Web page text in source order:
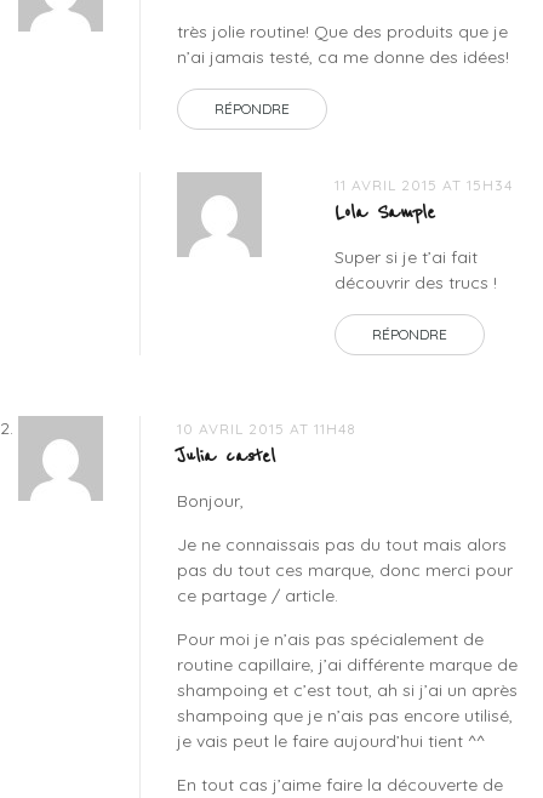
furterer,
schwarzkopf
très jolie routine! Que des produits que je
n’ai jamais testé, ca me donne des idées!
RÉPONDRE
11 AVRIL 2015 AT 15H34
Lola Sample
Super si je t’ai fait
découvrir des trucs !
RÉPONDRE
10 AVRIL 2015 AT 11H48
Julia castel
Bonjour,
Je ne connaissais pas du tout mais alors
pas du tout ces marque, donc merci pour
ce partage / article.
Pour moi je n’ais pas spécialement de
routine capillaire, j’ai différente marque de
shampoing et c’est tout, ah si j’ai un après
shampoing que je n’ais pas encore utilisé,
je vais peut le faire aujourd’hui tient ^^
En tout cas j’aime faire la découverte de